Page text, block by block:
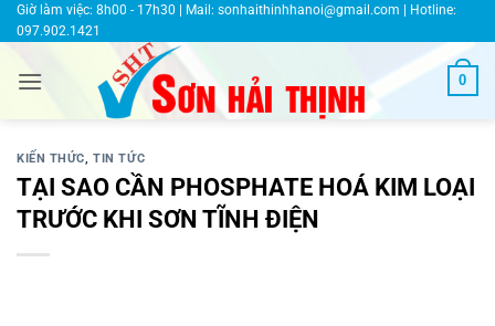
Bỏ
qua
dung
Giờ làm việc: 8h00 - 17h30 | Mail: sonhaithinhhanoi@gmail.com | Hotline:
097.902.1421
0
KIẾN THỨC,TIN TỨC
TẠI SAO CẦN PHOSPHATE HOÁ KIM LOẠI
TRƯỚC KHI SƠN TĨNH ĐIỆN